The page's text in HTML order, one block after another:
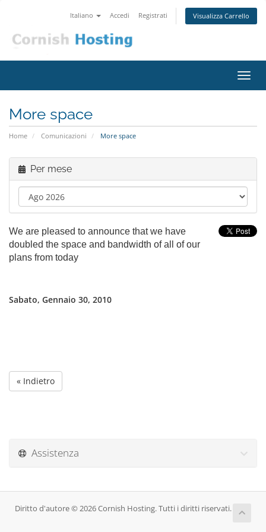
Italiano Accedi Registrati Visualizza Carrello
Attiva
More space
Home Comunicazioni More space
Per mese
We are pleased to announce that we have
doubled the space and bandwidth of all of our
plans from today
Sabato, Gennaio 30, 2010
« Indietro
Assistenza
Diritto d'autore © 2026 Cornish Hosting. Tutti i diritti riservati.